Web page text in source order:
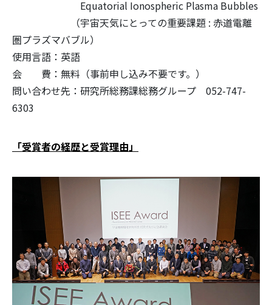
Equatorial Ionospheric Plasma Bubbles
（宇宙天気にとっての重要課題 : 赤道電離
圏プラズマバブル）
使用言語：英語
会 費：無料（事前申し込み不要です。）
問い合わせ先：研究所総務課総務グループ 052-747-
6303
「受賞者の経歴と受賞理由」